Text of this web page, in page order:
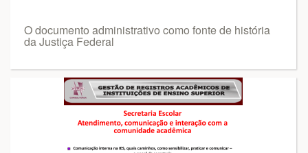
O documento administrativo como fonte de história
da Justiça Federal